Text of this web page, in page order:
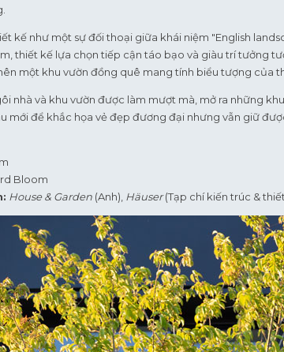
kế như một sự đối thoại giữa khái niệm "English
thiết kế lựa chọn tiếp cận táo bạo và giàu trí tưởng
một khu vườn đồng quê mang tính biểu tượng của
nhà và khu vườn được làm mượt mà, mở ra những
mới để khắc họa vẻ đẹp đương đại nhưng vẫn giữ
Bloom
House & Garden (Anh), Häuser(Tạp chí kiến trúc &